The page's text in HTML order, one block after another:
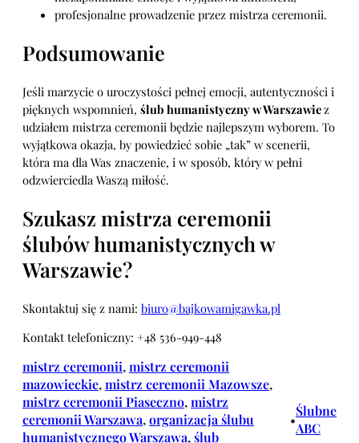
profesjonalne prowadzenie przez mistrza ceremonii.
Podsumowanie
Jeśli marzycie o uroczystości pełnej emocji, autentyczności i
pięknych wspomnień, ślub humanistyczny w Warszawiez
udziałem mistrza ceremonii będzie najlepszym wyborem. To
wyjątkowa okazja, by powiedzieć sobie „tak” w scenerii,
która ma dla Was znaczenie, i w sposób, który w pełni
odzwierciedla Waszą miłość.
Szukasz mistrza ceremonii
ślubów humanistycznych w
Warszawie?
Skontaktuj się z nami: biuro@bajkowamigawka.pl
Kontakt telefoniczny: +48 536-949-448
mistrz ceremonii, mistrz ceremonii
mazowieckie, mistrz ceremonii Mazowsze
mistrz ceremonii Piaseczno, mistrz
ceremonii Warszawa, organizacja ślubu
humanistycznego Warszawa, ślub
•
Ślubne
ABC